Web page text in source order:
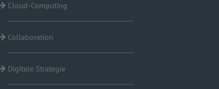
Cloud-Computing
Collaboration
Digitale Strategie